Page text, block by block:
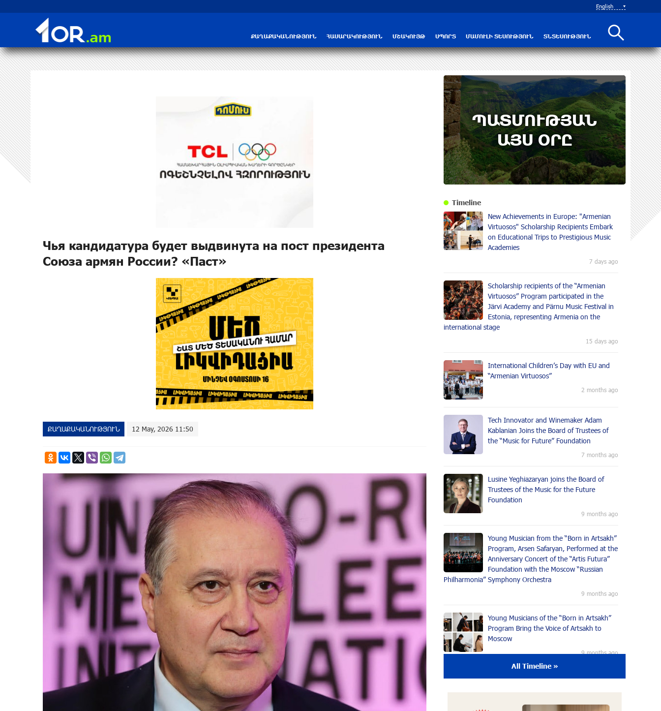
English
ՔԱՂԱՔԱԿԱՆՈՒԹՅՈՒՆ ՀԱՍԱՐԱԿՈՒԹՅՈՒՆ ՄՇԱԿՈՒՅԹ ՍՊՈՐՏ ՄԱՄՈՒԼԻ ՏԵՍՈՒԹՅՈՒՆ ՏՆՏԵՍՈՒԹՅՈՒՆ
Чья кандидатура будет выдвинута на пост президента
Союза армян России? «Паст»
ՔԱՂԱՔԱԿԱՆՈՒԹՅՈՒՆ 12 May, 2026 11:50
ՊԱՏՄՈՒԹՅԱՆ
ԱՅՍ ՕՐԸ
Timeline
New Achievements in Europe: "Armenian
Virtuosos" Scholarship Recipients Embark
on Educational Trips to Prestigious Music
Academies
7 days ago
Scholarship recipients of the “Armenian
Virtuosos” Program participated in the
Järvi Academy and Pärnu Music Festival in
Estonia, representing Armenia on the
international stage
15 days ago
International Children’s Day with EU and
“Armenian Virtuosos”
2 months ago
Tech Innovator and Winemaker Adam
Kablanian Joins the Board of Trustees of
the “Music for Future” Foundation
7 months ago
Lusine Yeghiazaryan joins the Board of
Trustees of the Music for the Future
Foundation
9 months ago
Young Musician from the “Born in Artsakh”
Program, Arsen Safaryan, Performed at the
Anniversary Concert of the “Artis Futura”
Foundation with the Moscow “Russian
Philharmonia” Symphony Orchestra
9 months ago
Young Musicians of the “Born in Artsakh”
Program Bring the Voice of Artsakh to
Moscow
9 months ago
The Sound of Artsakh in the USA
All Timeline »